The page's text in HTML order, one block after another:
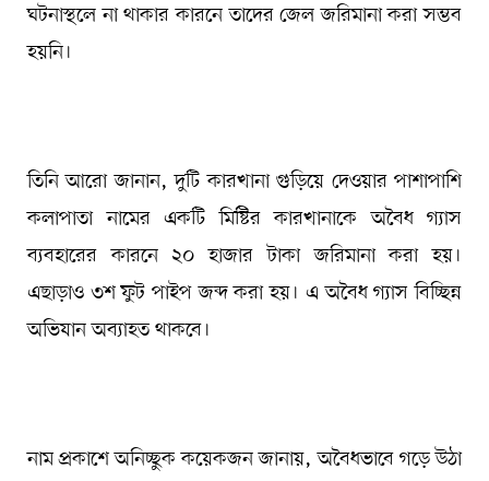
ঘটনাস্থলে না থাকার কারনে তাদের জেল জরিমানা করা সম্ভব
হয়নি।
তিনি আরো জানান, দুটি কারখানা গুড়িয়ে দেওয়ার পাশাপাশি
কলাপাতা নামের একটি মিষ্টির কারখানাকে অবৈধ গ্যাস
ব্যবহারের কারনে ২০ হাজার টাকা জরিমানা করা হয়।
এছাড়াও ৩শ ফুট পাইপ জব্দ করা হয়। এ অবৈধ গ্যাস বিচ্ছিন্ন
অভিযান অব্যাহত থাকবে।
নাম প্রকাশে অনিচ্ছুক কয়েকজন জানায়, অবৈধভাবে গড়ে উঠা